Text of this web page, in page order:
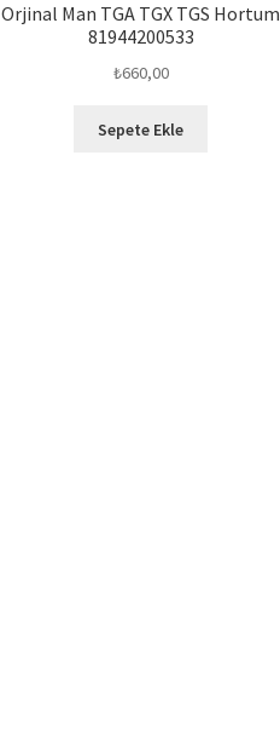
Orjinal Man TGA TGX TGS Hortum
81944200533
₺660,00
Sepete Ekle